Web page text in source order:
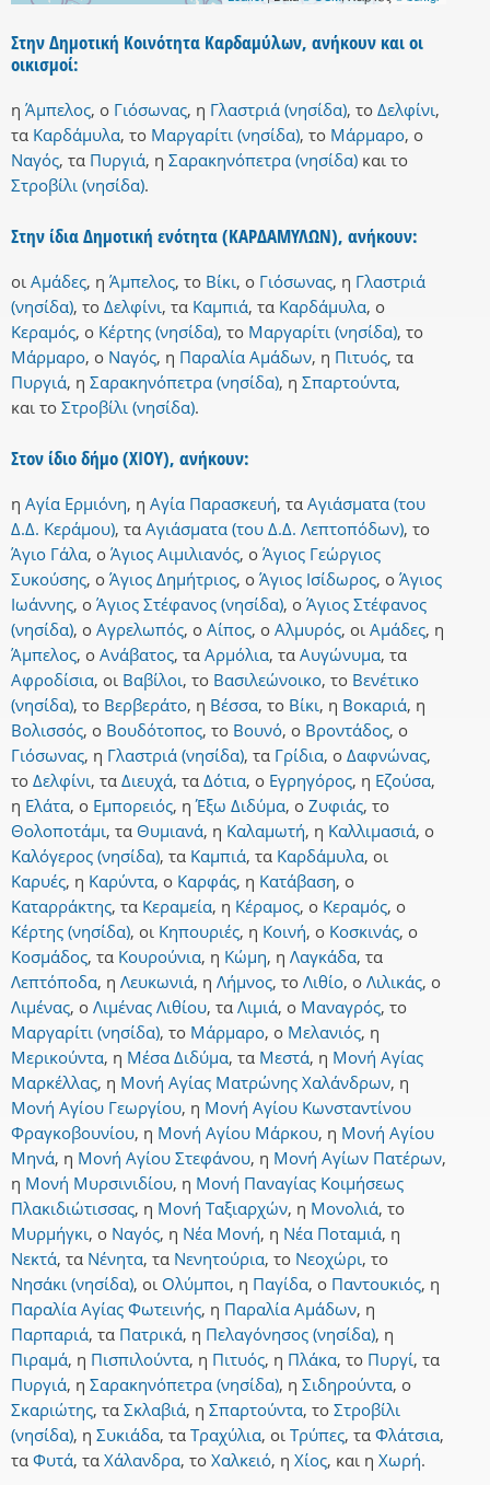
Στην Δημοτική Κοινότητα Καρδαμύλων, ανήκουν και οι
οικισμοί:
η Άμπελος, ο Γιόσωνας, η Γλαστριά (νησίδα), το Δελφίνι,
τα Καρδάμυλα, το Μαργαρίτι (νησίδα), το Μάρμαρο, ο
Ναγός, τα Πυργιά, η Σαρακηνόπετρα (νησίδα) και το
Στροβίλι (νησίδα).
Στην ίδια Δημοτική ενότητα (ΚΑΡΔΑΜΥΛΩΝ), ανήκουν:
οι Αμάδες, η Άμπελος, το Βίκι, ο Γιόσωνας, η Γλαστριά
(νησίδα), το Δελφίνι, τα Καμπιά, τα Καρδάμυλα, ο
Κεραμός, ο Κέρτης (νησίδα), το Μαργαρίτι (νησίδα), το
Μάρμαρο, ο Ναγός, η Παραλία Αμάδων, η Πιτυός, τα
Πυργιά, η Σαρακηνόπετρα (νησίδα), η Σπαρτούντα,
και το Στροβίλι (νησίδα).
Στον ίδιο δήμο (ΧΙΟΥ), ανήκουν:
η Αγία Ερμιόνη, η Αγία Παρασκευή, τα Αγιάσματα (του
Δ.Δ. Κεράμου), τα Αγιάσματα (του Δ.Δ. Λεπτοπόδων), το
Άγιο Γάλα, ο Άγιος Αιμιλιανός, ο Άγιος Γεώργιος
Συκούσης, ο Άγιος Δημήτριος, ο Άγιος Ισίδωρος, ο Άγιος
Ιωάννης, ο Άγιος Στέφανος (νησίδα), ο Άγιος Στέφανος
(νησίδα), ο Αγρελωπός, ο Αίπος, ο Αλμυρός, οι Αμάδες, η
Άμπελος, ο Ανάβατος, τα Αρμόλια, τα Αυγώνυμα, τα
Αφροδίσια, οι Βαβίλοι, το Βασιλεώνοικο, το Βενέτικο
(νησίδα), το Βερβεράτο, η Βέσσα, το Βίκι, η Βοκαριά, η
Βολισσός, ο Βουδότοπος, το Βουνό, ο Βροντάδος, ο
Γιόσωνας, η Γλαστριά (νησίδα), τα Γρίδια, ο Δαφνώνας,
το Δελφίνι, τα Διευχά, τα Δότια, ο Εγρηγόρος, η Εζούσα,
η Ελάτα, ο Εμπορειός, η Έξω Διδύμα, ο Ζυφιάς, το
Θολοποτάμι, τα Θυμιανά, η Καλαμωτή, η Καλλιμασιά, ο
Καλόγερος (νησίδα), τα Καμπιά, τα Καρδάμυλα, οι
Καρυές, η Καρύντα, ο Καρφάς, η Κατάβαση, ο
Καταρράκτης, τα Κεραμεία, η Κέραμος, ο Κεραμός, ο
Κέρτης (νησίδα), οι Κηπουριές, η Κοινή, ο Κοσκινάς, ο
Κοσμάδος, τα Κουρούνια, η Κώμη, η Λαγκάδα, τα
Λεπτόποδα, η Λευκωνιά, η Λήμνος, το Λιθίο, ο Λιλικάς, ο
Λιμένας, ο Λιμένας Λιθίου, τα Λιμιά, ο Μαναγρός, το
Μαργαρίτι (νησίδα), το Μάρμαρο, ο Μελανιός, η
Μερικούντα, η Μέσα Διδύμα, τα Μεστά, η Μονή Αγίας
Μαρκέλλας, η Μονή Αγίας Ματρώνης Χαλάνδρων, η
Μονή Αγίου Γεωργίου, η Μονή Αγίου Κωνσταντίνου
Φραγκοβουνίου, η Μονή Αγίου Μάρκου, η Μονή Αγίου
Μηνά, η Μονή Αγίου Στεφάνου, η Μονή Αγίων Πατέρων,
η Μονή Μυρσινιδίου, η Μονή Παναγίας Κοιμήσεως
Πλακιδιώτισσας, η Μονή Ταξιαρχών, η Μονολιά, το
Μυρμήγκι, ο Ναγός, η Νέα Μονή, η Νέα Ποταμιά, η
Νεκτά, τα Νένητα, τα Νενητούρια, το Νεοχώρι, το
Νησάκι (νησίδα), οι Ολύμποι, η Παγίδα, ο Παντουκιός, η
Παραλία Αγίας Φωτεινής, η Παραλία Αμάδων, η
Παρπαριά, τα Πατρικά, η Πελαγόνησος (νησίδα), η
Πιραμά, η Πισπιλούντα, η Πιτυός, η Πλάκα, το Πυργί, τα
Πυργιά, η Σαρακηνόπετρα (νησίδα), η Σιδηρούντα, ο
Σκαριώτης, τα Σκλαβιά, η Σπαρτούντα, το Στροβίλι
(νησίδα), η Συκιάδα, τα Τραχύλια, οι Τρύπες, τα Φλάτσια,
τα Φυτά, τα Χάλανδρα, το Χαλκειό, η Χίος, και η Χωρή.